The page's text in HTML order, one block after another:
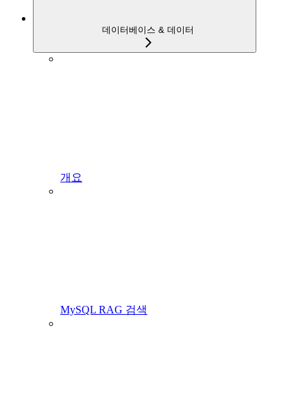
데이터베이스 & 데이터
개요
MySQL RAG 검색